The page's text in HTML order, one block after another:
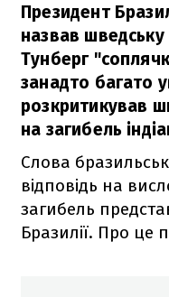
Президент
назвав шведську
Тунберг
занадто багато
розкритикував
на загибель
Слова
відповідь на
загибель
Бразилії. Про це